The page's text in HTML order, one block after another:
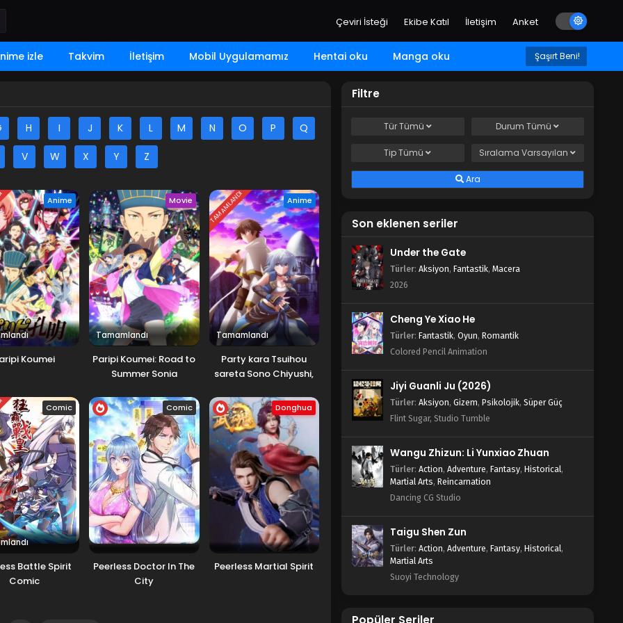
Çeviri İsteği Ekibe Katıl İletişim Anket
izle Takvim İletişim Mobil Uygulamamız Hentai oku Manga oku Şaşırt Beni!
H I J K L M N O P Q
V W X Y Z
Anime
Koumei
Movie
Tamamlandı
Paripi Koumei: Road to
Summer Sonia
TAMAMLANDI Anime
Tamamlandı
Party kara Tsuihou
sareta Sono Chiyushi,
Tsuki
Comic
Battle Spirit
Comic
Comic
Peerless Doctor In The
City
Donghua
Peerless Martial Spirit
Filtre
TürTümü DurumTümü
TipTümü SıralamaVarsayılan
Ara
Son eklenen seriler
Under the Gate
Türler: Aksiyon, Fantastik, Macera
2026
Cheng Ye Xiao He
Türler: Fantastik, Oyun, Romantik
Colored Pencil Animation
Jiyi Guanli Ju (2026)
Türler: Aksiyon, Gizem, Psikolojik, Süper Güç
Flint Sugar, Studio Tumble
Wangu Zhizun: Li Yunxiao Zhuan
Türler: Action, Adventure, Fantasy, Historical,
Martial Arts, Reincarnation
Dancing CG Studio
Taigu Shen Zun
Türler: Action, Adventure, Fantasy, Historical,
Martial Arts
Suoyi Technology
Popüler Seriler